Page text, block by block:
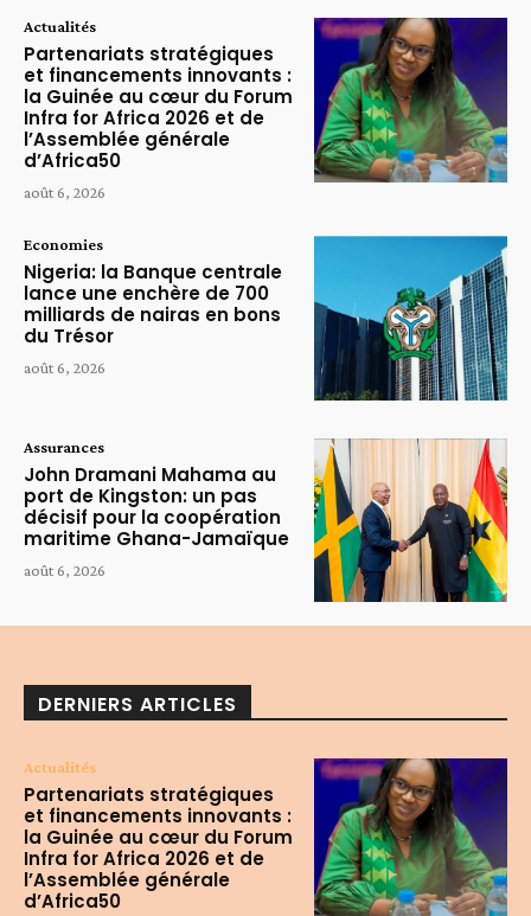
Actualités
Partenariats stratégiques
et financements innovants :
la Guinée au cœur du Forum
Infra for Africa 2026 et de
l’Assemblée générale
d’Africa50
août 6, 2026
Economies
Nigeria: la Banque centrale
lance une enchère de 700
milliards de nairas en bons
du Trésor
août 6, 2026
Assurances
John Dramani Mahama au
port de Kingston: un pas
décisif pour la coopération
maritime Ghana-Jamaïque
août 6, 2026
DERNIERS ARTICLES
Actualités
Partenariats stratégiques
et financements innovants :
la Guinée au cœur du Forum
Infra for Africa 2026 et de
l’Assemblée générale
d’Africa50